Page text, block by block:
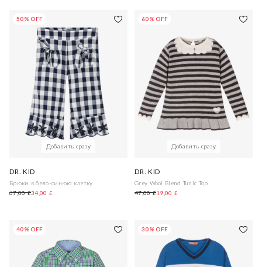
50% OFF
Добавить сразу
DR. KID
Брюки в бело-синюю клетку
67,00 £34,00 £
60% OFF
Добавить сразу
DR. KID
Grey Wool Blend Tunic Top
47,00 £19,00 £
40% OFF 30% OFF